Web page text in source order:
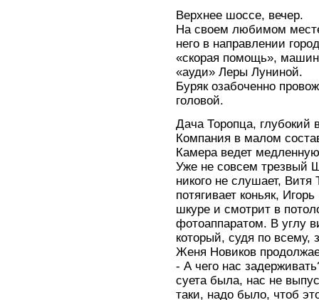
Верхнее шоссе, вечер.
На своем любимом
него в направлении
«скорая помощь»,
«ауди» Леры Луниной.
Буряк озабоченно
головой.
Дача Торопца, глубокий
Компания в малом
Камера ведет
Уже не совсем трезвый
никого не слушает, Витя
потягивает коньяк,
шкуре и смотрит в
фотоаппаратом. В углу
который, судя по всему,
Женя Новиков
- А чего нас
суета была, нас не
таки, надо было, чтоб